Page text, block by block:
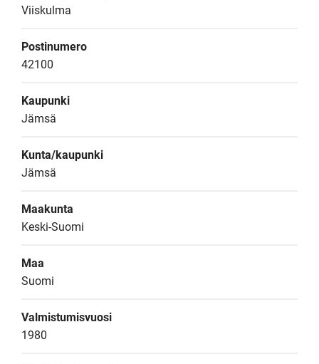
Viiskulma
Postinumero
42100
Kaupunki
Jämsä
Kunta/kaupunki
Jämsä
Maakunta
Keski-Suomi
Maa
Suomi
Valmistumisvuosi
1980